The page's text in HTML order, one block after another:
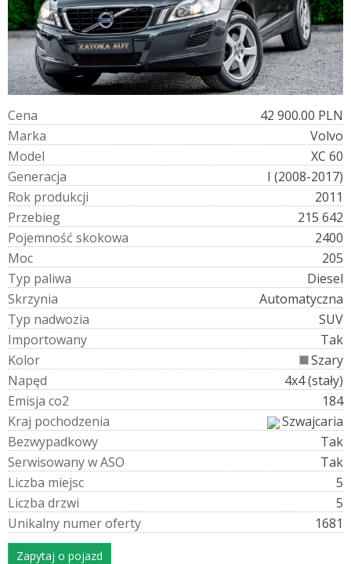
Cena
42 900.00 PLN
Marka
Volvo
Model
XC 60
Generacja
I (2008-2017)
Rok produkcji
2011
Przebieg
215 642
Pojemność skokowa
2400
Moc
205
Typ paliwa
Diesel
Skrzynia
Automatyczna
Typ nadwozia
SUV
Importowany
Tak
Kolor
Szary
Napęd
4x4 (stały)
Emisja co2
184
Kraj pochodzenia
Szwajcaria
Bezwypadkowy
Tak
SerwisowanywASO
Tak
Liczba miejsc
5
Liczba drzwi
5
Unikalny numeroferty 1681
Zapytaj o pojazd